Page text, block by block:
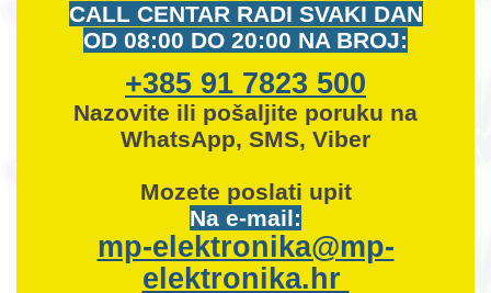
CALL CENTAR RADI SVAKI DAN
OD 08:00 DO 20:00 NA BROJ:
+385 91 7823 500
Nazovite ili pošaljite poruku na
WhatsApp, SMS, Viber
Mozete poslati upit
Na e-mail:
mp-elektronika@mp-
elektronika.hr